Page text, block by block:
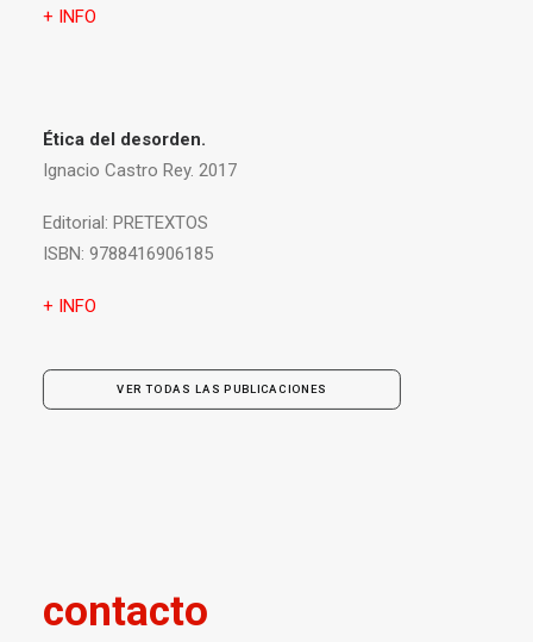
+ INFO
Ética del desorden.
Ignacio Castro Rey. 2017
Editorial: PRETEXTOS
ISBN: 9788416906185
+ INFO
VER TODAS LAS PUBLICACIONES
contacto